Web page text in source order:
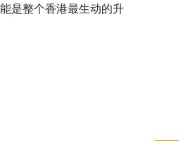
是整个香港最生动的升